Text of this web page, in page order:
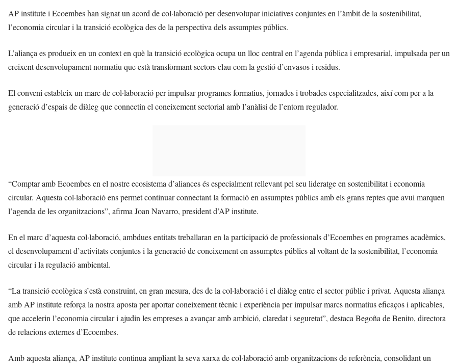
AP institute i Ecoembes han signat un acord de col·laboració per desenvolupar iniciatives conjuntes en l’àmbit de la sostenibilitat,
l’economia circular i la transició ecològica des de la perspectiva dels assumptes públics.
L’aliança es produeix en un context en què la transició ecològica ocupa un lloc central en l’agenda pública i empresarial, impulsada per un
creixent desenvolupament normatiu que està transformant sectors clau com la gestió d’envasos i residus.
El conveni estableix un marc de col·laboració per impulsar programes formatius, jornades i trobades especialitzades, així com per a la
generació d’espais de diàleg que connectin el coneixement sectorial amb l’anàlisi de l’entorn regulador.
“Comptar amb Ecoembes en el nostre ecosistema d’aliances és especialment rellevant pel seu lideratge en sostenibilitat i economia
circular. Aquesta col·laboració ens permet continuar connectant la formació en assumptes públics amb els grans reptes que avui marquen
l’agenda de les organitzacions”, afirma Joan Navarro, president d’AP institute.
En el marc d’aquesta col·laboració, ambdues entitats treballaran en la participació de professionals d’Ecoembes en programes acadèmics,
el desenvolupament d’activitats conjuntes i la generació de coneixement en assumptes públics al voltant de la sostenibilitat, l’economia
circular i la regulació ambiental.
“La transició ecològica s’està construint, en gran mesura, des de la col·laboració i el diàleg entre el sector públic i privat. Aquesta aliança
amb AP institute reforça la nostra aposta per aportar coneixement tècnic i experiència per impulsar marcs normatius eficaços i aplicables,
que accelerin l’economia circular i ajudin les empreses a avançar amb ambició, claredat i seguretat”, destaca Begoña de Benito, directora
de relacions externes d’Ecoembes.
Amb aquesta aliança, AP institute continua ampliant la seva xarxa de col·laboració amb organitzacions de referència, consolidant un